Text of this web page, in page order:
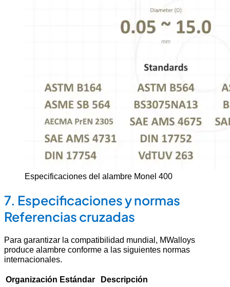
Especificaciones del alambre Monel 400
7. Especificaciones y normas
Referencias cruzadas
Para garantizar la compatibilidad mundial, MWalloys
produce alambre conforme a las siguientes normas
internacionales.
Organización Estándar
Descripción